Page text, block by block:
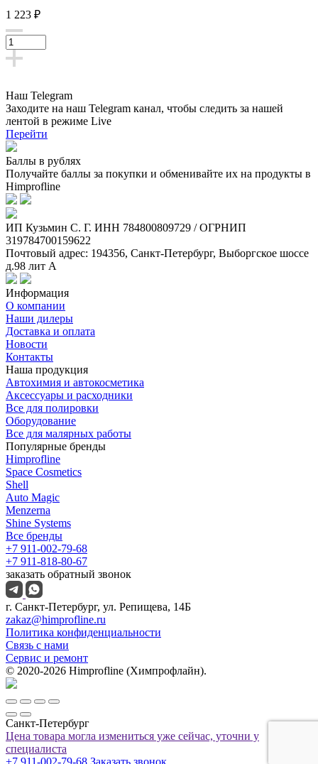
1 223 ₽
Наш Telegram
Заходите на наш Telegram канал, чтобы следить за нашей
лентой в режиме Live
Перейти
Баллы в рублях
Получайте баллы за покупки и обменивайте их на продукты в
Himprofline
ИП Кузьмин C. Г. ИНН 784800809729 / ОГРНИП
319784700159622
Почтовый адрес: 194356, Санкт-Петербург, Выборгское шоссе
д.98 лит А
Информация
О компании
Наши дилеры
Доставка и оплата
Новости
Контакты
Наша продукция
Автохимия и автокосметика
Аксессуары и расходники
Все для полировки
Оборудование
Все для малярных работы
Популярные бренды
Himprofline
Space Cosmetics
Shell
Auto Magic
Menzerna
Shine Systems
Все бренды
+7 911-002-79-68
+7 911-818-80-67
заказать обратный звонок
г. Санкт-Петербург, ул. Репищева, 14Б
zakaz@himprofline.ru
Политика конфиденциальности
Связь с нами
Сервис и ремонт
© 2020-2026 Himprofline (Химпрофлайн).
Санкт-Петербург
Цена товара могла измениться уже сейчас, уточни у
специалиста